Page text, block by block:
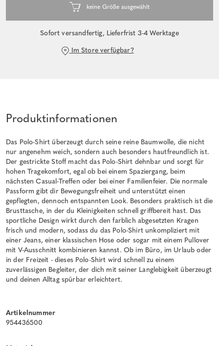
Sofort versandfertig, Lieferfrist 3-4 Werktage
Im Store verfügbar?
Produktinformationen
Das Polo-Shirt überzeugt durch seine reine Baumwolle, die nicht
nur angenehm weich, sondern auch besonders hautfreundlich ist.
Der gestrickte Stoff macht das Polo-Shirt dehnbar und sorgt für
hohen Tragekomfort, egal ob bei einem Spaziergang, beim
nächsten Casual-Treffen oder bei einer Familienfeier. Die normale
Passform gibt dir Bewegungsfreiheit und unterstützt einen
gepflegten, dennoch entspannten Look. Besonders praktisch ist die
Brusttasche, in der du Kleinigkeiten schnell griffbereit hast. Das
sportliche Design wirkt durch den farblich abgesetzten Kragen
frisch und modern, sodass du das Polo-Shirt unkompliziert mit
einer Jeans, einer klassischen Hose oder sogar mit einem Pullover
mit V-Ausschnitt kombinieren kannst. Ob im Büro, im Urlaub oder
in der Freizeit - dieses Polo-Shirt wird schnell zu einem
zuverlässigen Begleiter, der dich mit seiner Langlebigkeit überzeugt
und deinen Alltag spürbar erleichtert.
Artikelnummer
954436500